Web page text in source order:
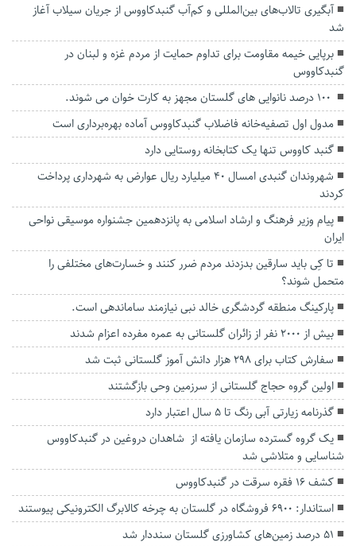
آبگیری تالاب‌های بین‌المللی و کم‌آب گنبدکاووس از جریان سیلاب آغاز
شد
برپایی خیمه مقاومت برای تداوم حمایت از مردم غزه و لبنان در
گنبدکاووس
مدول اول تصفیه‌خانه فاضلاب گنبدکاووس آماده بهره‌برداری است
گنبد کاووس تنها یک کتابخانه روستایی دارد
شهروندان گنبدی امسال ۴۰ میلیارد ریال عوارض به شهرداری پرداخت
کردند
پیام وزیر فرهنگ و ارشاد اسلامی به پانزدهمین جشنواره موسیقی نواحی
ایران
تا کِی باید سارقین بدزدند مردم ضرر کنند و خسارت‌های مختلفی را
متحمل شوند؟
پارکینگ منطقه گردشگری خالد نبی نیازمند ساماندهی است.
بیش از ۲۰۰۰ نفر از زائران گلستانی به عمره مفرده اعزام شدند
سفارش کتاب برای ۲۹۸ هزار دانش آموز گلستانی ثبت شد
اولین گروه حجاج گلستانی از سرزمین وحی بازگشتند
گذرنامه زیارتی آبی رنگ تا ۵ سال اعتبار دارد
یک گروه گسترده سازمان یافته از شاهدان دروغین در گنبدکاووس
شناسایی و متلاشی شد
کشف ۱۶ فقره سرقت در گنبدکاووس
استاندار: ۶۹۰۰ فروشگاه در گلستان به چرخه کالابرگ الکترونیکی پیوستند
۵۱ درصد زمین‌های کشاورزی گلستان سنددار شد